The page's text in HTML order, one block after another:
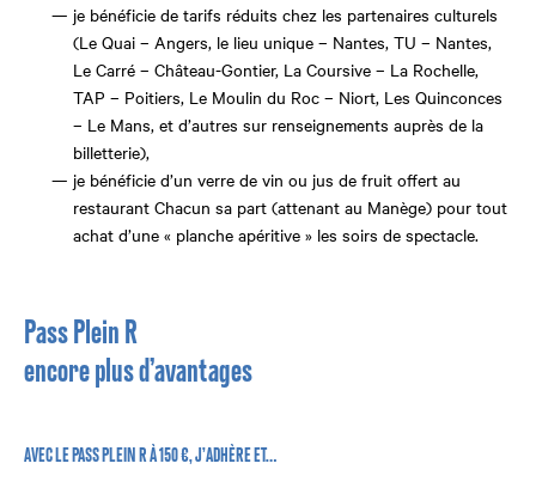
je bénéficie de tarifs réduits chez les partenaires culturels
(Le Quai – Angers, le lieu unique – Nantes, TU – Nantes,
Le Carré – Château-Gontier, La Coursive – La Rochelle,
TAP – Poitiers, Le Moulin du Roc – Niort, Les Quinconces
– Le Mans, et d’autres sur renseignements auprès de la
billetterie),
je bénéficie d’un verre de vin ou jus de fruit offert au
restaurant Chacun sa part (attenant au Manège) pour tout
achat d’une « planche apéritive » les soirs de spectacle.
Pass Plein R
encore plus d’avantages
AVEC LE PASS PLEIN R À 150 €, J’ADHÈRE ET…